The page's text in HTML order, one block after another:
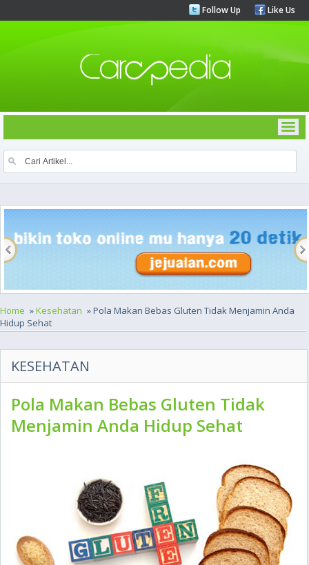
Follow Up Like Us
Home »Kesehatan » Pola Makan Bebas Gluten Tidak Menjamin Anda
Hidup Sehat
KESEHATAN
Pola Makan Bebas Gluten Tidak
Menjamin Anda Hidup Sehat